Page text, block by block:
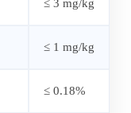
≤ 3 mg/kg
≤ 1 mg/kg
≤ 0.18%